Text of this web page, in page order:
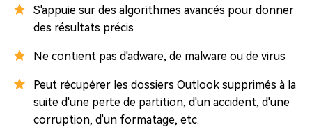
S'appuie sur des algorithmes avancés pour donner
des résultats précis
Ne contient pas d'adware, de malware ou de virus
Peut récupérer les dossiers Outlook supprimés à la
suite d'une perte de partition, d'un accident, d'une
corruption, d'un formatage, etc.